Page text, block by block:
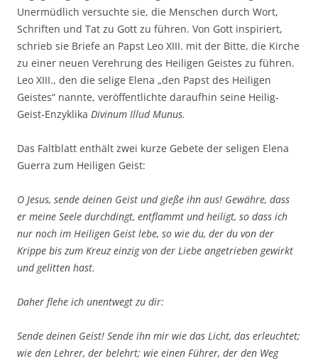
Unermüdlich versuchte sie, die Menschen durch Wort,
Schriften und Tat zu Gott zu führen. Von Gott inspiriert,
schrieb sie Briefe an Papst Leo XIII. mit der Bitte, die Kirche
zu einer neuen Verehrung des Heiligen Geistes zu führen.
Leo XIII., den die selige Elena „den Papst des Heiligen
Geistes“ nannte, veröffentlichte daraufhin seine Heilig-
Geist-Enzyklika Divinum Illud Munus.
Das Faltblatt enthält zwei kurze Gebete der seligen Elena
Guerra zum Heiligen Geist:
O Jesus, sende deinen Geist und gieße ihn aus! Gewähre, dass
er meine Seele durchdingt, entflammt und heiligt, so dass ich
nur noch im Heiligen Geist lebe, so wie du, der du von der
Krippe bis zum Kreuz einzig von der Liebe angetrieben gewirkt
und gelitten hast.
Daher flehe ich unentwegt zu dir:
Sende deinen Geist! Sende ihn mir wie das Licht, das erleuchtet;
wie den Lehrer, der belehrt; wie einen Führer, der den Weg